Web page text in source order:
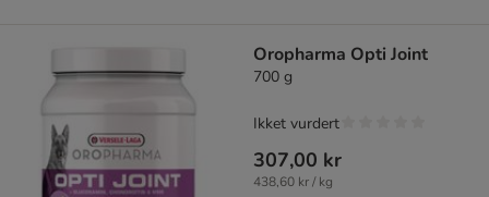
Oropharma Opti Joint
700 g
307,00 kr
438,60 kr / kg
Ikket vurdert